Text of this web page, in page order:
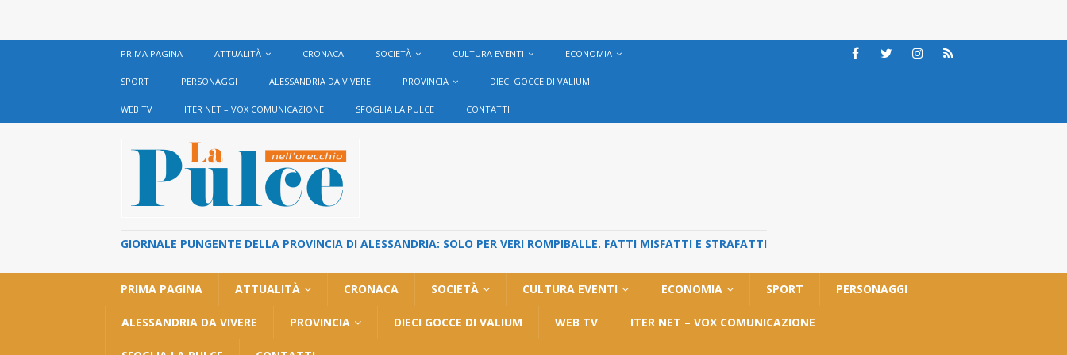
PRIMA PAGINA ATTUALITÀ CRONACA SOCIETÀ CULTURA EVENTI ECONOMIA
SPORT PERSONAGGI ALESSANDRIA DA VIVERE PROVINCIA DIECI GOCCE DI VALIUM
WEB TV ITER NET – VOX COMUNICAZIONE SFOGLIA LA PULCE CONTATTI
GIORNALE PUNGENTE DELLA PROVINCIA DI ALESSANDRIA: SOLO PER VERI ROMPIBALLE. FATTI MISFATTI E STRAFATTI
PRIMA PAGINA ATTUALITÀ CRONACA SOCIETÀ CULTURA EVENTI ECONOMIA SPORT PERSONAGGI
ALESSANDRIA DA VIVERE PROVINCIA DIECI GOCCE DI VALIUM WEB TV ITER NET – VOX COMUNICAZIONE